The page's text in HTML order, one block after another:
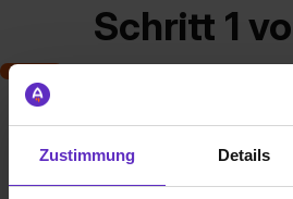
Zustimmung Details
Schritt 1
Klassische duale